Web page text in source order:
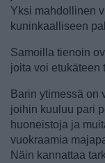
Yksi mahdollinen
kuninkaalliseen
Samoilla tienoin
joita voi etukäteen
Barin ytimessä on
joihin kuuluu pari
huoneistoja ja
vuokraamia
Näin kannattaa